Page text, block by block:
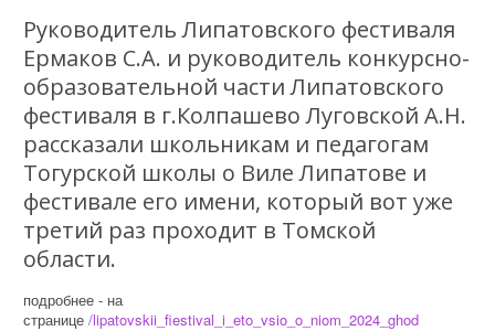
Руководитель Липатовского фестиваля
Ермаков С.А. и руководитель конкурсно-
образовательной части Липатовского
фестиваля в г.Колпашево Луговской А.Н.
рассказали школьникам и педагогам
Тогурской школы о Виле Липатове и
фестивале его имени, который вот уже
третий раз проходит в Томской
области.
подробнее - на
странице /lipatovskii_fiestival_i_eto_vsio_o_niom_2024_ghod